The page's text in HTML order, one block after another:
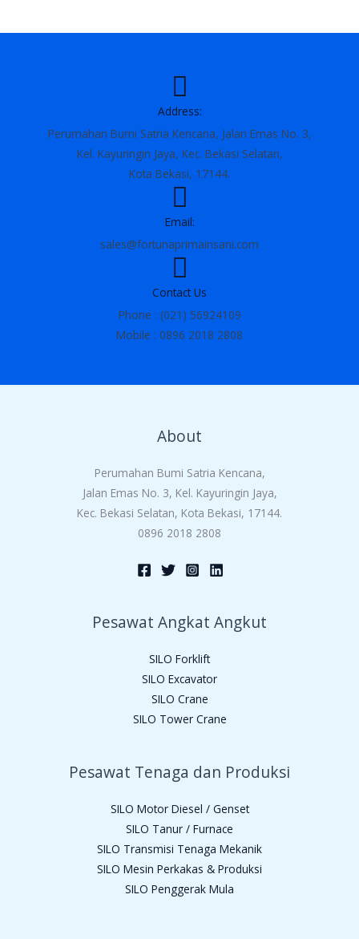
Address:
Perumahan Bumi Satria Kencana, Jalan Emas No. 3,
Kel. Kayuringin Jaya, Kec. Bekasi Selatan,
Kota Bekasi, 17144.
Email:
sales@fortunaprimainsani.com
Contact Us
Phone : (021) 56924109
Mobile : 0896 2018 2808
About
Perumahan Bumi Satria Kencana,
Jalan Emas No. 3, Kel. Kayuringin Jaya,
Kec. Bekasi Selatan, Kota Bekasi, 17144.
0896 2018 2808
Pesawat Angkat Angkut
SILO Forklift
SILO Excavator
SILO Crane
SILO Tower Crane
Pesawat Tenaga dan Produksi
SILO Motor Diesel / Genset
SILO Tanur / Furnace
SILO Transmisi Tenaga Mekanik
SILO Mesin Perkakas & Produksi
SILO Penggerak Mula